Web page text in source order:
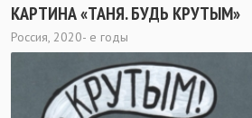
КАРТИНА «ТАНЯ. БУДЬ КРУТЫМ»
Россия, 2020- е годы